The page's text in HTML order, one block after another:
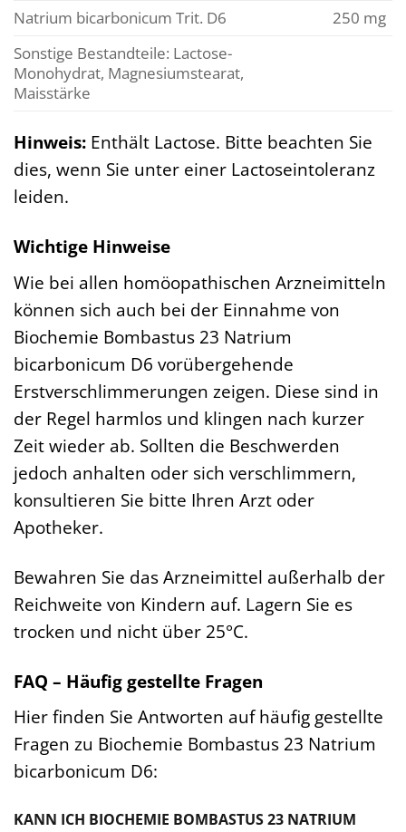
Natrium bicarbonicum Trit. D6
250 mg
Sonstige Bestandteile: Lactose-
Monohydrat, Magnesiumstearat,
Maisstärke
Hinweis: Enthält Lactose. Bitte beachten Sie
dies, wenn Sie unter einer Lactoseintoleranz
leiden.
Wichtige Hinweise
Wie bei allen homöopathischen Arzneimitteln
können sich auch bei der Einnahme von
Biochemie Bombastus 23 Natrium
bicarbonicum D6 vorübergehende
Erstverschlimmerungen zeigen. Diese sind in
der Regel harmlos und klingen nach kurzer
Zeit wieder ab. Sollten die Beschwerden
jedoch anhalten oder sich verschlimmern,
konsultieren Sie bitte Ihren Arzt oder
Apotheker.
Bewahren Sie das Arzneimittel außerhalb der
Reichweite von Kindern auf. Lagern Sie es
trocken und nicht über 25°C.
FAQ – Häufig gestellte Fragen
Hier finden Sie Antworten auf häufig gestellte
Fragen zu Biochemie Bombastus 23 Natrium
bicarbonicum D6:
KANN ICH BIOCHEMIE BOMBASTUS 23 NATRIUM